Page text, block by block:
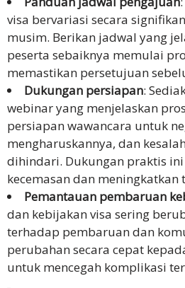
visa bervariasi secara
musim. Berikan jadwal yang
peserta sebaiknya memulai
memastikan persetujuan
Dukungan persiapan:
webinar yang menjelaskan
persiapan wawancara untuk
mengharuskannya, dan
dihindari. Dukungan praktis
kecemasan dan
Pemantauan pembaruan
dan kebijakan visa sering
terhadap pembaruan dan
perubahan secara cepat
untuk mencegah komplikasi